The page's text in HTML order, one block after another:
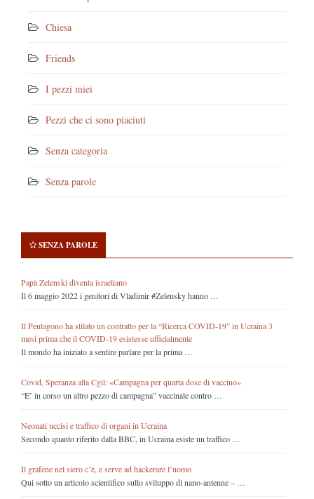
Chiesa
Friends
I pezzi miei
Pezzi che ci sono piaciuti
Senza categoria
Senza parole
SENZA PAROLE
Papà Zelenski diventa israeliano
Il 6 maggio 2022 i genitori di Vladimir #Zelensky hanno …
Il Pentagono ha stilato un contratto per la “Ricerca COVID-19” in Ucraina 3
mesi prima che il COVID-19 esistesse ufficialmente
Il mondo ha iniziato a sentire parlare per la prima …
Covid, Speranza alla Cgil: «Campagna per quarta dose di vaccino»
“E’ in corso un altro pezzo di campagna” vaccinale contro …
Neonati uccisi e traffico di organi in Ucraina
Secondo quanto riferito dalla BBC, in Ucraina esiste un traffico …
Il grafene nel siero c’è, e serve ad hackerare l’uomo
Qui sotto un articolo scientifico sullo sviluppo di nano-antenne – …